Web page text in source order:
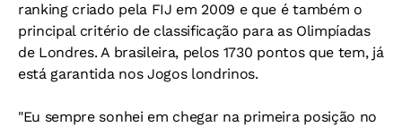
ranking criado pela FIJ em 2009 e que é também o
principal critério de classificação para as Olimpíadas
de Londres. A brasileira, pelos 1730 pontos que tem, já
está garantida nos Jogos londrinos.
"Eu sempre sonhei em chegar na primeira posição no